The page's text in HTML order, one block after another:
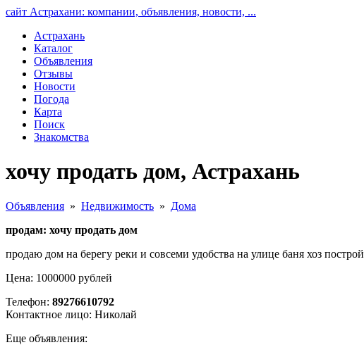
сайт Астрахани: компании, объявления, новости, ...
Астрахань
Каталог
Объявления
Отзывы
Новости
Погода
Карта
Поиск
Знакомства
хочу продать дом, Астрахань
Объявления » Недвижимость » Дома
продам: хочу продать дом
продаю дом на берегу реки и совсеми удобства на улице баня хоз построй
Цена: 1000000 рублей
Телефон: 89276610792
Контактное лицо: Николай
Еще объявления: